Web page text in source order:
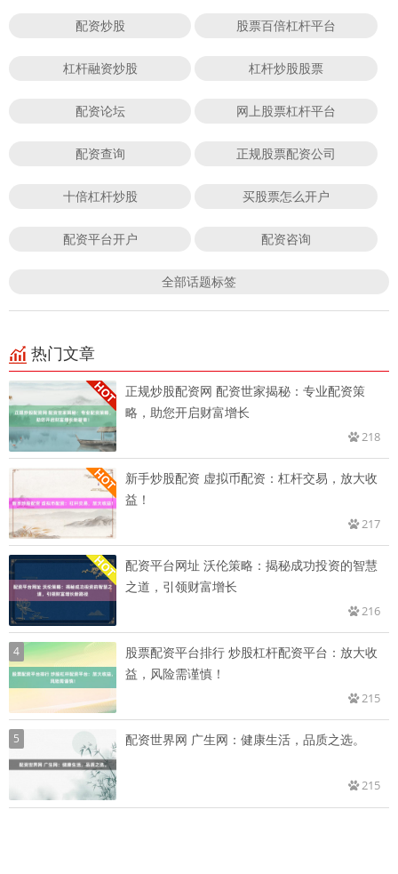
配资炒股 股票百倍杠杆平台
杠杆融资炒股 杠杆炒股股票
配资论坛 网上股票杠杆平台
配资查询 正规股票配资公司
十倍杠杆炒股 买股票怎么开户
配资平台开户 配资咨询
全部话题标签
热门文章
正规炒股配资网 配资世家揭秘：专业配资策
略，助您开启财富增长
218
新手炒股配资 虚拟币配资：杠杆交易，放大收
益！
217
配资平台网址 沃伦策略：揭秘成功投资的智慧
之道，引领财富增长
216
4
股票配资平台排行 炒股杠杆配资平台：放大收
益，风险需谨慎！
215
5 配资世界网 广生网：健康生活，品质之选。
215